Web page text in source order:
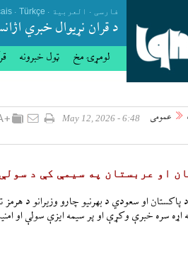
فارسی . العربیة .
Türkçe
.
د قران نړيوال خبري
لومړۍ مخ ټول خبرونه
عمومی 6:48 - May 12, 2026
او عربستان په سیمې کې د
پاکستان او سعودي د بهرنیو چارو وزیرانو د هرمز
اړه سره خبرې وکړې او پر سیمه ایزې سولې او